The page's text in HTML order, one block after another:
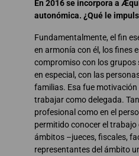
En 2016 se incorpora a
autonómica. ¿Qué le
Fundamentalmente, el fin
en armonía con él, los fines
compromiso con los grupos
en especial, con las
familias. Esa fue
trabajar como delegada.
profesional como en el
permitido conocer el
ámbitos –jueces, fiscales,
representantes del ámbito